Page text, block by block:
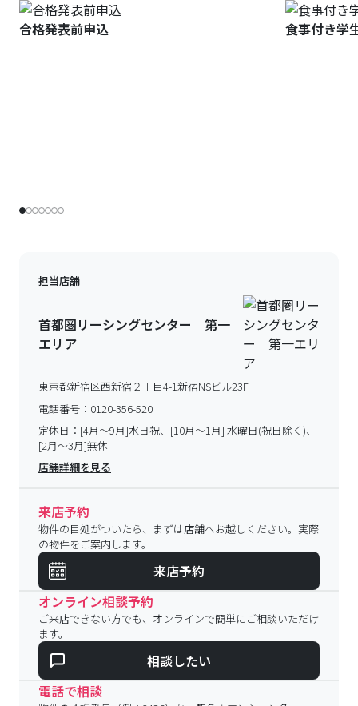
合格発表前申込 食事付き学
担当店舗
首都圏リーシングセンター 第一
エリア
東京都新宿区西新宿２丁目4-1新宿NSビル23F
電話番号： 0120-356-520
定休日： [4月～9月]水日祝、[10月～1月] 水曜日(祝日除く)、
[2月～3月]無休
店舗詳細を見る
来店予約
物件の目処がついたら、まずは店舗へお越しください。実際
の物件をご案内します。
来店予約
オンライン相談予約
ご来店できない方でも、オンラインで簡単にご相談いただけ
ます。
相談したい
電話で相談